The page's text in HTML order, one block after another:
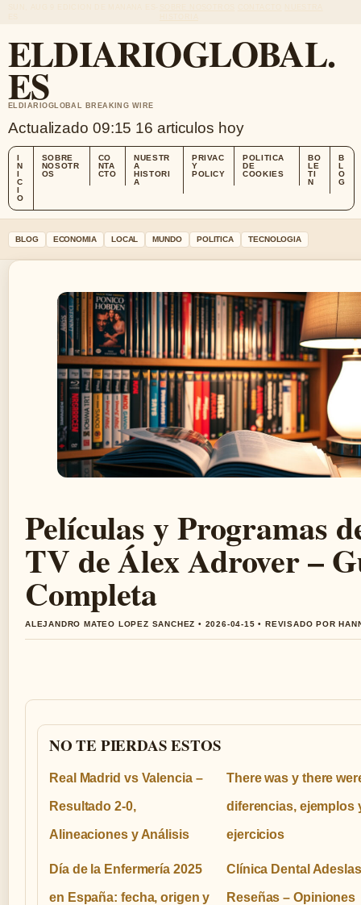
ELDIARIOGLOBAL.
ES
ELDIARIOGLOBAL BREAKING WIRE
Actualizado 09:15 16 articulos hoy
I
N
I
C
I
O
SOBRE
NOSOTR
OS
CO
NTA
CTO
NUESTR
A
HISTORI
A
PRIVAC
Y
POLICY
POLITICA
DE
COOKIES
BO
LE
TI
N
B
L
O
G
BLOG ECONOMIA LOCAL MUNDO POLITICA TECNOLOGIA
Películas y Programas
TV de Álex Adrover –
Completa
ALEJANDRO MATEO LOPEZ SANCHEZ • 2026-04-15 • REVISADO POR
NO TE PIERDAS ESTOS
Real Madrid vs Valencia –
Resultado 2-0,
Alineaciones y Análisis
There was y there
diferencias, ejemplos
ejercicios
Día de la Enfermería 2025
en España: fecha, origen y
Clínica Dental Adeslas
Reseñas – Opiniones